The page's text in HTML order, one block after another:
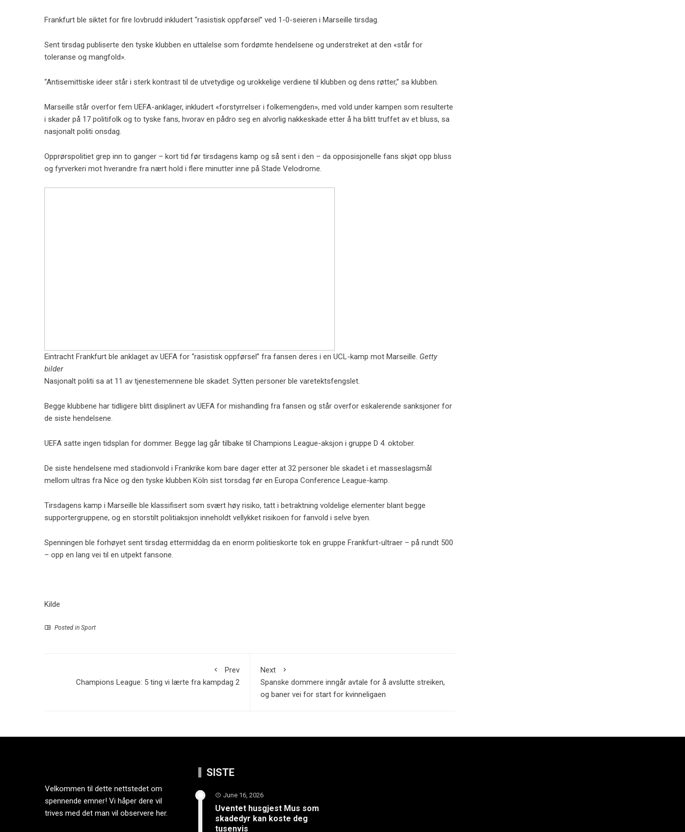
Frankfurt ble siktet for fire lovbrudd inkludert “rasistisk oppførsel” ved 1-0-seieren i Marseille tirsdag.
Sent tirsdag publiserte den tyske klubben en uttalelse som fordømte hendelsene og understreket at den «står for
toleranse og mangfold».
“Antisemittiske ideer står i sterk kontrast til de utvetydige og urokkelige verdiene til klubben og dens røtter,” sa klubben.
Marseille står overfor fem UEFA-anklager, inkludert «forstyrrelser i folkemengden», med vold under kampen som resulterte
i skader på 17 politifolk og to tyske fans, hvorav en pådro seg en alvorlig nakkeskade etter å ha blitt truffet av et bluss, sa
nasjonalt politi onsdag.
Opprørspolitiet grep inn to ganger – kort tid før tirsdagens kamp og så sent i den – da opposisjonelle fans skjøt opp bluss
og fyrverkeri mot hverandre fra nært hold i flere minutter inne på Stade Velodrome.
Eintracht Frankfurt ble anklaget av UEFA for “rasistisk oppførsel” fra fansen deres i en UCL-kamp mot Marseille. Getty
bilder
Nasjonalt politi sa at 11 av tjenestemennene ble skadet. Sytten personer ble varetektsfengslet.
Begge klubbene har tidligere blitt disiplinert av UEFA for mishandling fra fansen og står overfor eskalerende sanksjoner for
de siste hendelsene.
UEFA satte ingen tidsplan for dommer. Begge lag går tilbake til Champions League-aksjon i gruppe D 4. oktober.
De siste hendelsene med stadionvold i Frankrike kom bare dager etter at 32 personer ble skadet i et masseslagsmål
mellom ultras fra Nice og den tyske klubben Köln sist torsdag før en Europa Conference League-kamp.
Tirsdagens kamp i Marseille ble klassifisert som svært høy risiko, tatt i betraktning voldelige elementer blant begge
supportergruppene, og en storstilt politiaksjon inneholdt vellykket risikoen for fanvold i selve byen.
Spenningen ble forhøyet sent tirsdag ettermiddag da en enorm politieskorte tok en gruppe Frankfurt-ultraer – på rundt 500
– opp en lang vei til en utpekt fansone.
Kilde
Posted in Sport
Prev
Champions League: 5 ting vi lærte fra kampdag 2
Next
Spanske dommere inngår avtale for å avslutte streiken,
og baner vei for start for kvinneligaen
Velkommen til dette nettstedet om
spennende emner! Vi håper dere vil
trives med det man vil observere her.
SISTE
June 16, 2026
Uventet husgjest Mus som
skadedyr kan koste deg
tusenvis